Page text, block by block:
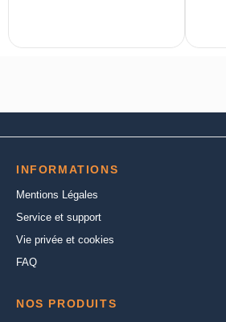
INFORMATIONS
Mentions Légales
Service et support
Vie privée et cookies
FAQ
NOS PRODUITS